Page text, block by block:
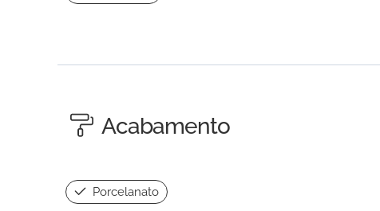
Acabamento
Porcelanato